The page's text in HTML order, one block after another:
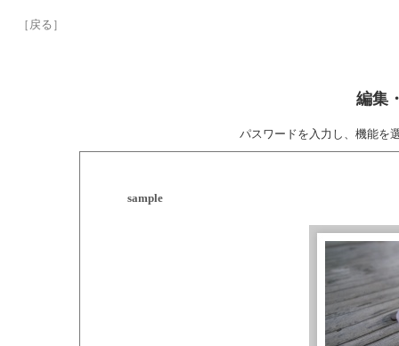
［戻る］
編集
パスワードを入力し、機能を
sample